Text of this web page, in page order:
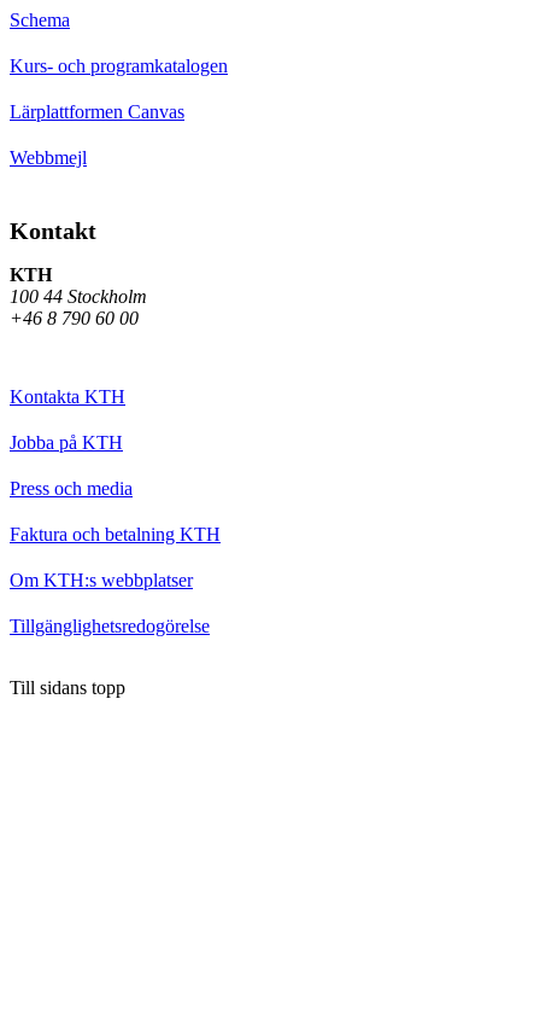
Schema
Kurs- och programkatalogen
Lärplattformen Canvas
Webbmejl
Kontakt
KTH
100 44 Stockholm
+46 8 790 60 00
Kontakta KTH
Jobba på KTH
Press och media
Faktura och betalning KTH
Om KTH:s webbplatser
Tillgänglighetsredogörelse
Till sidans topp